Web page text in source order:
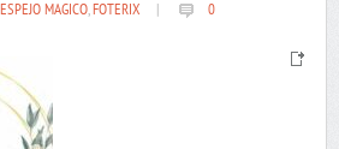
ESPEJO MAGICO,FOTERIX 0